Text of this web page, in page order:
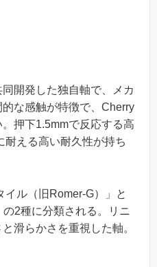
開発した独自軸で、メカ
な感触が特徴で、Cherry
押下1.5mmで反応する高
える高い耐久性が持ち
ル（旧Romer-G）」と
の2種に分類される。リニ
滑らかさを重視した軸。